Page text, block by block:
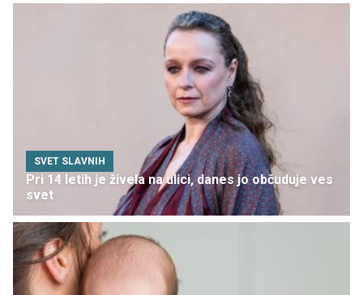
SVET SLAVNIH
Pri 14 letih je živela na ulici, danes jo občuduje ves
svet